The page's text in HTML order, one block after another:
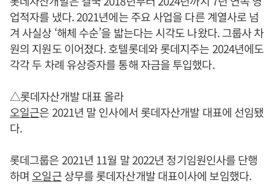
업적자를 냈다. 2021년에는 주요 사업을 다른 계열사로 넘
겨 사실상 ‘해체 수순’을 밟는다는 시각도 나왔다. 그룹사 차
원의 지원도 이어졌다. 호텔롯데와 롯데지주는 2024년에도
각각 두 차례 유상증자를 통해 자금을 투입했다.
△롯데자산개발 대표 올라
오일근은 2021년 말 인사에서 롯데자산개발 대표에 선임됐
다.
롯데그룹은 2021년 11월 말 2022년 정기임원인사를 단행
하며 오일근상무를 롯데자산개발 대표이사에 보임했다.